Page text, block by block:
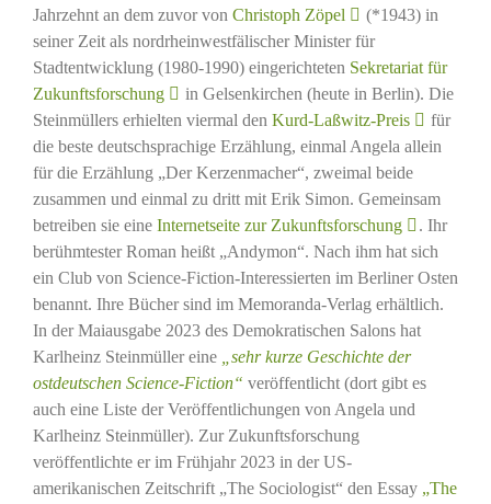
Jahrzehnt an dem zuvor von Christoph Zöpel
(*1943) in
seiner Zeit als nordrheinwestfälischer Minister für
Stadtentwicklung (1980-1990) eingerichteten Sekretariat für
Zukunftsforschung
in Gelsenkirchen (heute in Berlin). Die
Steinmüllers erhielten viermal den Kurd-Laßwitz-Preis
für
die beste deutschsprachige Erzählung, einmal Angela allein
für die Erzählung „Der Kerzenmacher“, zweimal beide
zusammen und einmal zu dritt mit Erik Simon. Gemeinsam
betreiben sie eine Internetseite zur Zukunftsforschung
. Ihr
berühmtester Roman heißt „Andymon“. Nach ihm hat sich
ein Club von Science-Fiction-Interessierten im Berliner Osten
benannt. Ihre Bücher sind im Memoranda-Verlag erhältlich.
In der Maiausgabe 2023 des Demokratischen Salons hat
Karlheinz Steinmüller eine
„sehr kurze Geschichte der
ostdeutschen Science-Fiction“ veröffentlicht (dort gibt es
auch eine Liste der Veröffentlichungen von Angela und
Karlheinz Steinmüller). Zur Zukunftsforschung
veröffentlichte er im Frühjahr 2023 in der US-
amerikanischen Zeitschrift „The Sociologist“ den Essay „The